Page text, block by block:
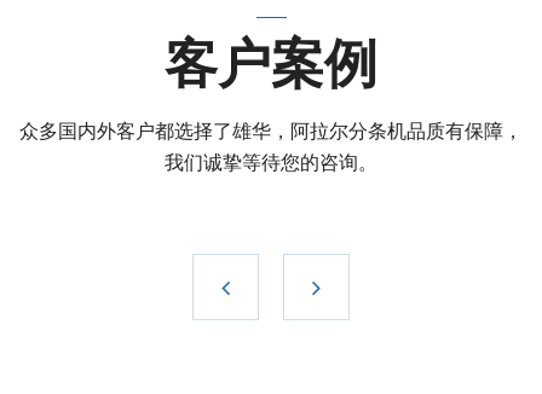
客户案例
众多国内外客户都选择了雄华，阿拉尔分条机品质有保障，
我们诚挚等待您的咨询。